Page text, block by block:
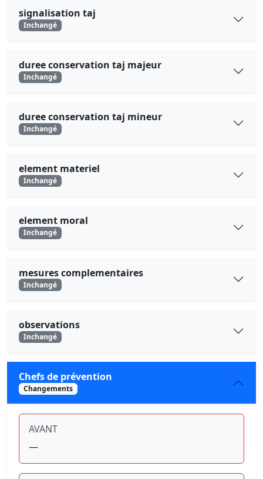
signalisation taj
Inchangé
duree conservation taj majeur
Inchangé
duree conservation taj mineur
Inchangé
element materiel
Inchangé
element moral
Inchangé
mesures complementaires
Inchangé
observations
Inchangé
Chefs de prévention
Changements
AVANT
—